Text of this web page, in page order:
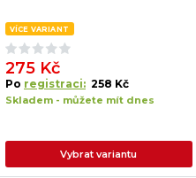
VÍCE VARIANT
275 Kč
Po registraci: 258 Kč
Skladem - můžete mít dnes
Vybrat variantu